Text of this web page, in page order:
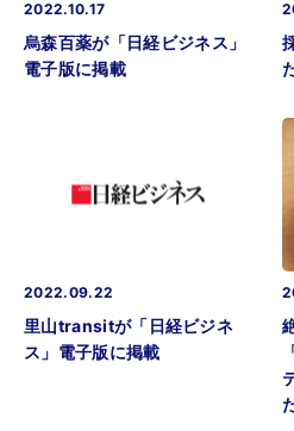
2022.10.17
烏森百薬が「日経ビジネス」
電子版に掲載
2022.09.22
里山transitが「日経ビジネ
ス」電子版に掲載